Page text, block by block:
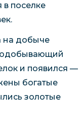
поселке
на добыче
и появился —
богатые
золотые